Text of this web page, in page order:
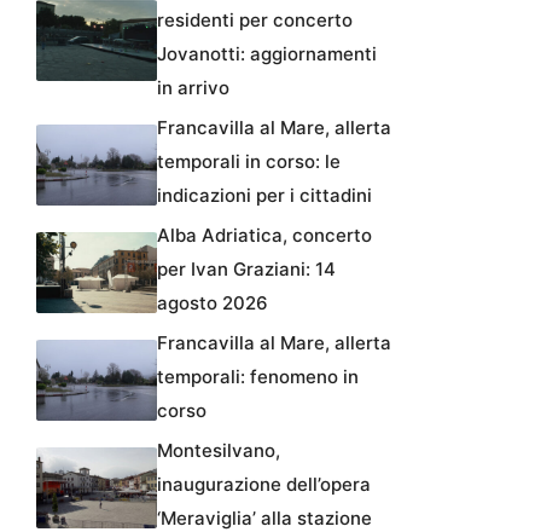
residenti per concerto
Jovanotti: aggiornamenti
in arrivo
Francavilla al Mare, allerta
temporali in corso: le
indicazioni per i cittadini
Alba Adriatica, concerto
per Ivan Graziani: 14
agosto 2026
Francavilla al Mare, allerta
temporali: fenomeno in
corso
Montesilvano,
inaugurazione dell’opera
‘Meraviglia’ alla stazione